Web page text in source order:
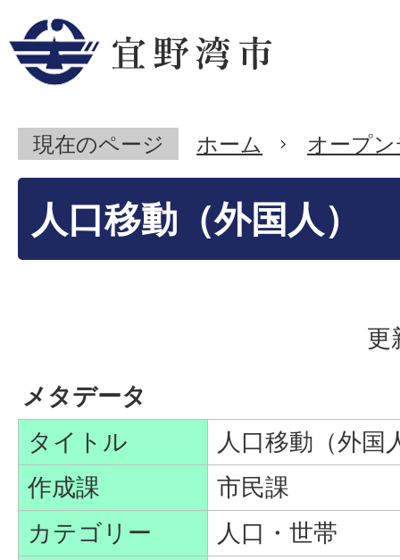
現在のページ ホーム オープ
人口移動（外国人）
更
メタデータ
タイトル
人口移動（外国
作成課
市民課
カテゴリー
人口・世帯